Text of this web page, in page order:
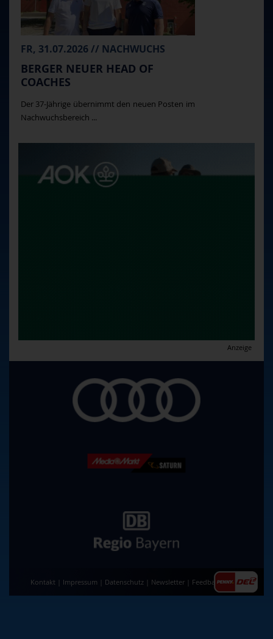
FR, 31.07.2026 // NACHWUCHS
BERGER NEUER HEAD OF
COACHES
Der 37-Jährige übernimmt den neuen Posten im
Nachwuchsbereich ...
Anzeige
Kontakt Impressum Datenschutz Newsletter Feedback|AGB